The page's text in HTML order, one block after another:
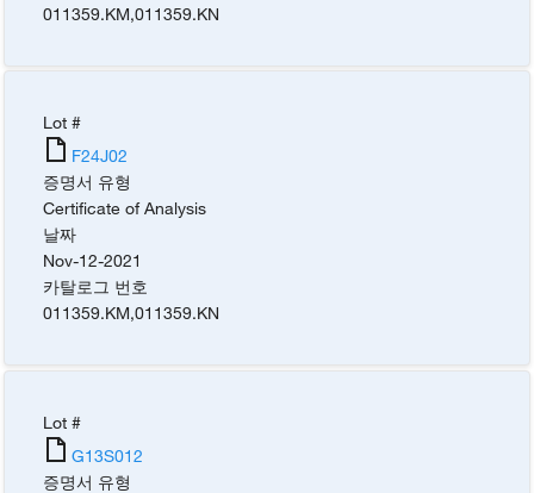
011359.KM,011359.KN
Lot #
F24J02
증명서 유형
Certificate of Analysis
날짜
Nov-12-2021
카탈로그 번호
011359.KM,011359.KN
Lot #
G13S012
증명서 유형